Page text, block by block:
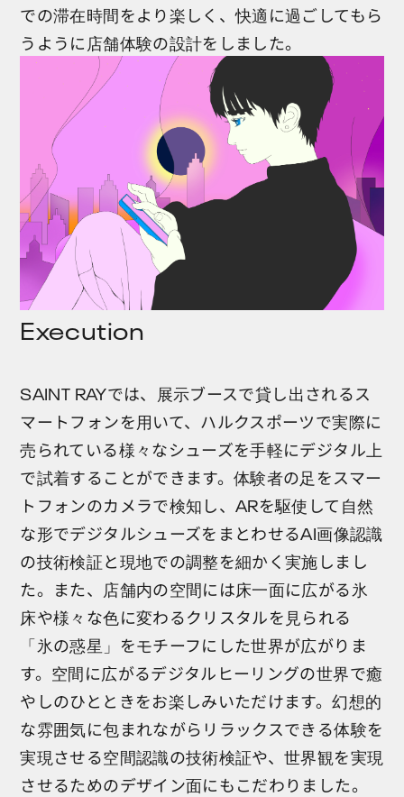
での滞在時間をより楽しく、快適に過ごしてもら
うように店舗体験の設計をしました。
Execution
SAINT RAYでは、展示ブースで貸し出されるス
マートフォンを用いて、ハルクスポーツで実際に
売られている様々なシューズを手軽にデジタル上
で試着することができます。体験者の足をスマー
トフォンのカメラで検知し、ARを駆使して自然
な形でデジタルシューズをまとわせるAI画像認識
の技術検証と現地での調整を細かく実施しまし
た。また、店舗内の空間には床一面に広がる氷
床や様々な色に変わるクリスタルを見られる
「氷の惑星」をモチーフにした世界が広がりま
す。空間に広がるデジタルヒーリングの世界で癒
やしのひとときをお楽しみいただけます。幻想的
な雰囲気に包まれながらリラックスできる体験を
実現させる空間認識の技術検証や、世界観を実現
させるためのデザイン面にもこだわりました。